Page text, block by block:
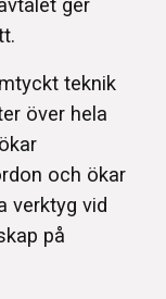
teknik
över hela
och ökar
verktyg vid
på